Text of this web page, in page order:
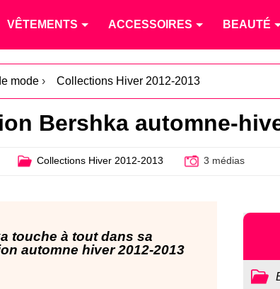
VÊTEMENTS ACCESSOIRES BEAUTÉ
mode › Collections Hiver 2012-2013
Bershka automne-
Collections Hiver 2012-2013 3 médias
touche à tout dans sa
automne hiver 2012-2013